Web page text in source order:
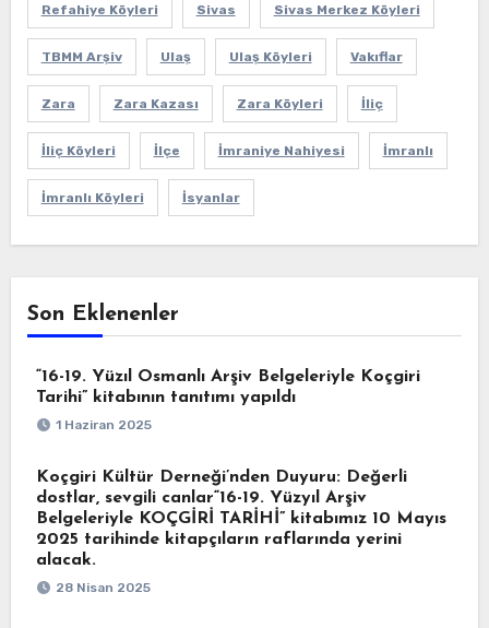
Refahiye Köyleri Sivas Sivas Merkez Köyleri
TBMM Arşiv Ulaş Ulaş Köyleri Vakıflar
Zara Zara Kazası Zara Köyleri İliç
İliç Köyleri İlçe İmraniye Nahiyesi İmranlı
İmranlı Köyleri İsyanlar
Son Eklenenler
“16-19. Yüzıl Osmanlı Arşiv Belgeleriyle Koçgiri
Tarihi” kitabının tanıtımı yapıldı
1 Haziran 2025
Koçgiri Kültür Derneği’nden Duyuru: Değerli
dostlar, sevgili canlar“16-19. Yüzyıl Arşiv
Belgeleriyle KOÇGİRİ TARİHİ” kitabımız 10 Mayıs
2025 tarihinde kitapçıların raflarında yerini
alacak.
28 Nisan 2025